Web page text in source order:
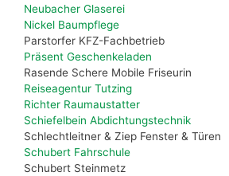
Neubacher Glaserei
Nickel Baumpflege
Parstorfer KFZ-Fachbetrieb
Präsent Geschenkeladen
Rasende Schere Mobile Friseurin
Reiseagentur Tutzing
Richter Raumaustatter
Schiefelbein Abdichtungstechnik
Schlechtleitner & Ziep Fenster & Türen
Schubert Fahrschule
Schubert Steinmetz